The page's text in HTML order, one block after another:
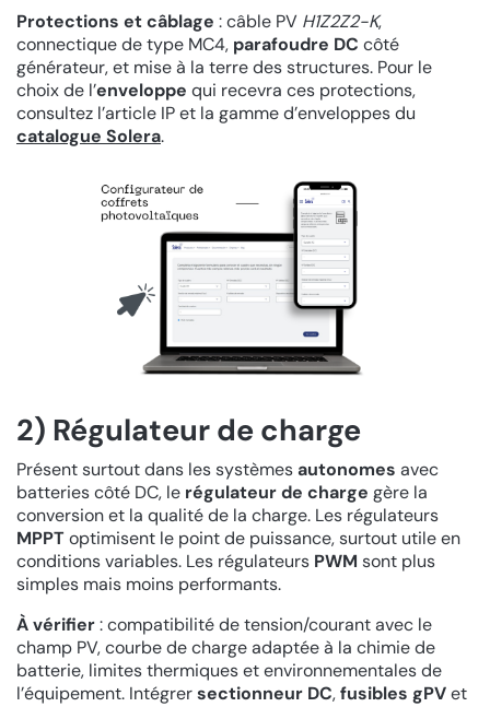
Protections et câblage : câble PV H1Z2Z2-K,
connectique de type MC4, parafoudre DC côté
générateur, et mise à la terre des structures. Pour le
choix de l’enveloppe qui recevra ces protections,
consultez l’article IP et la gamme d’enveloppes du
catalogue Solera.
2) Régulateur de charge
Présent surtout dans les systèmesautonomes avec
batteries côté DC, le régulateur de charge gère la
conversion et la qualité de la charge. Les régulateurs
MPPToptimisent le point de puissance, surtout utile en
conditions variables. Les régulateurs PWM sont plus
simples mais moins performants.
À vérifier: compatibilité de tension/courant avec le
champ PV, courbe de charge adaptée à la chimie de
batterie, limites thermiques et environnementales de
l’équipement. Intégrersectionneur DC,fusibles gPVet